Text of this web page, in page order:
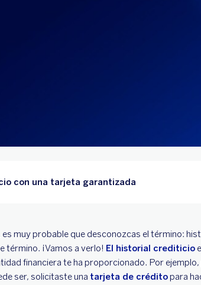
con una tarjeta garantizada
es muy probable que desconozcas el término:
término. ¡Vamos a verlo! El historial crediticio
financiera te ha proporcionado. Por
ser, solicitaste una tarjeta de créditopara